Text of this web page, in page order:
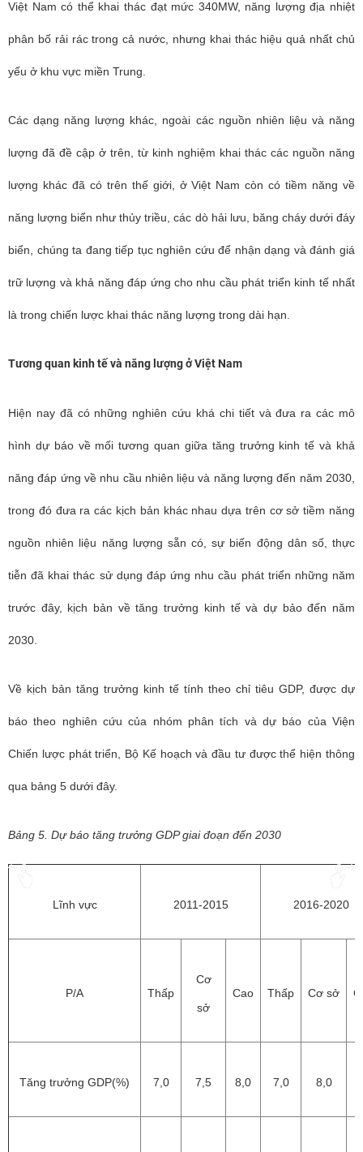
Việt Nam có thể khai thác đạt mức 340MW, năng lượng địa nhiệt
phân bố rải rác trong cả nước, nhưng khai thác hiệu quả nhất chủ
yếu ở khu vực miền Trung.
Các dạng năng lượng khác, ngoài các nguồn nhiên liệu và năng
lượng đã đề cập ở trên, từ kinh nghiệm khai thác các nguồn năng
lượng khác đã có trên thế giới, ở Việt Nam còn có tiềm năng về
năng lượng biển như thủy triều, các dò hải lưu, băng cháy dưới đáy
biển, chúng ta đang tiếp tục nghiên cứu để nhận dạng và đánh giá
trữ lượng và khả năng đáp ứng cho nhu cầu phát triển kinh tế nhất
là trong chiến lược khai thác năng lượng trong dài hạn.
Tương quan kinh tế và năng lượng ở Việt Nam
Hiện nay đã có những nghiên cứu khá chi tiết và đưa ra các mô
hình dự báo về mối tương quan giữa tăng trưởng kinh tế và khả
năng đáp ứng về nhu cầu nhiên liệu và năng lượng đến năm 2030,
trong đó đưa ra các kịch bản khác nhau dựa trên cơ sở tiềm năng
nguồn nhiên liệu năng lượng sẵn có, sự biến động dân số, thực
tiễn đã khai thác sử dụng đáp ứng nhu cầu phát triển những năm
trước đây, kịch bản về tăng trưởng kinh tế và dự bảo đến năm
2030.
Về kịch bản tăng trưởng kinh tế tính theo chỉ tiêu GDP, được dự
báo theo nghiên cứu của nhóm phân tích và dự báo của Viện
Chiến lược phát triển, Bộ Kế hoạch và đầu tư được thể hiện thông
qua bảng 5 dưới đây.
Bảng 5. Dự báo tăng trưởng GDP giai đoạn đến 2030
Lĩnh vực 2011-2015 2016-2020
P/A Thấp
Cơ
sở
Cao Thấp Cơ sở
Tăng trưởng GDP(%) 7,0 7,5 8,0 7,0 8,0